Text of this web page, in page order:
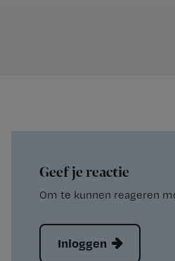
Geef je reactie
Om te kunnen reageren
Inloggen